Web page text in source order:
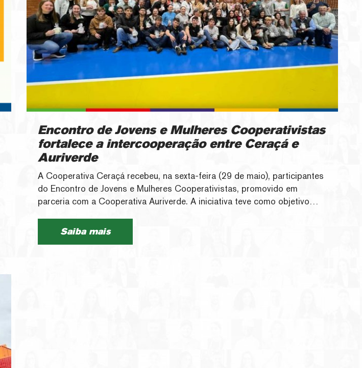
Encontro de Jovens e Mulheres Cooperativistas
fortalece a intercooperação entre Ceraçá e
Auriverde
A Cooperativa Ceraçá recebeu, na sexta-feira (29 de maio), participantes
do Encontro de Jovens e Mulheres Cooperativistas, promovido em
parceria com a Cooperativa Auriverde. A iniciativa teve como objetivo
experiências, fortalecendo os princípios da intercooperação e
Saiba mais